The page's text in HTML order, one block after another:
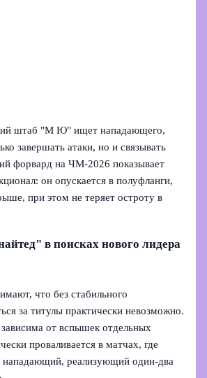
штаб "М Ю" ищет нападающего,
завершать атаки, но и связывать
форвард на ЧМ‑2026 показывает
он опускается в полуфланги,
при этом не теряет остроту в
в поисках нового лидера
что без стабильного
за титулы практически невозможно.
от вспышек отдельных
проваливается в матчах, где
реализующий один‑два